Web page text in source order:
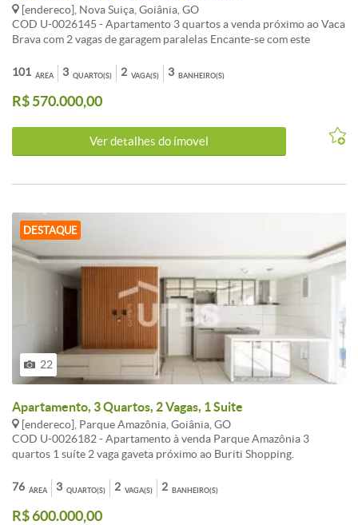
[endereco], Nova Suiça, Goiânia, GO
COD U-0026145 - Apartamento 3 quartos a venda próximo ao Vaca
Brava com 2 vagas de garagem paralelas Encante-se com este
do Lago á apenas duas quadras do Parque Vaca Brava no desejado
bairro Nova Suíça. Desfrute da vista privilegiada do andar alto e
relaxe na ampla varanda. Com 101 44 m de área privativa este
comodidade de 1 suíte 1 banheiro social e a praticidade da
dependência de empregada. Conte com 2 vagas de garagem
Informações Atualizadas em Um de agosto Dois Mil e Vinte e Seis
ÁREA
101 QUARTO(S)
3 VAGA(S)
2 BANHEIRO(S)
3
R$ 570.000,00
Ver detalhes do ímovel
DESTAQUE
22
Apartamento, 3 Quartos, 2 Vagas, 1 Suite
[endereco], Parque Amazônia, Goiânia, GO
COD U-0026182 - Apartamento à venda Parque Amazônia 3
quartos 1 suíte 2 vaga gaveta próximo ao Buriti Shopping.
Solar Amazônia CMO com 3 quartos sendo 1 suíte sala ampla para
dois ambientes cozinha funcional com área de serviço separada
banheiro social e 1 vaga de garagem tipo gaveta para 2 carros.
ÁREA
76 QUARTO(S)
3 VAGA(S)
2 BANHEIRO(S)
2
R$ 600.000,00